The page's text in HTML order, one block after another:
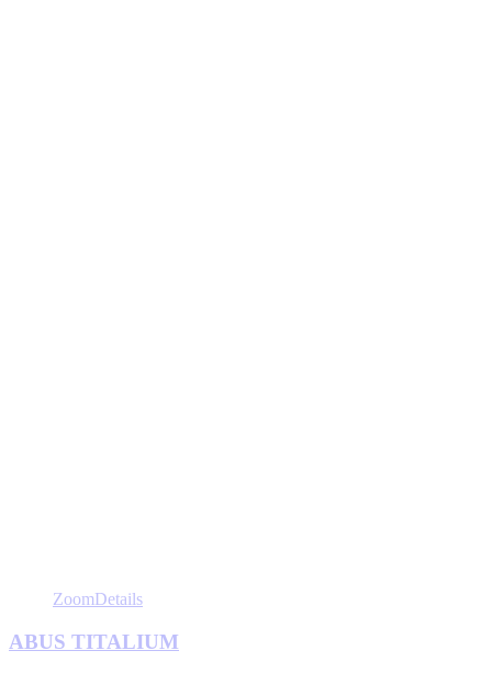
ZoomDetails
ABUS TITALIUM